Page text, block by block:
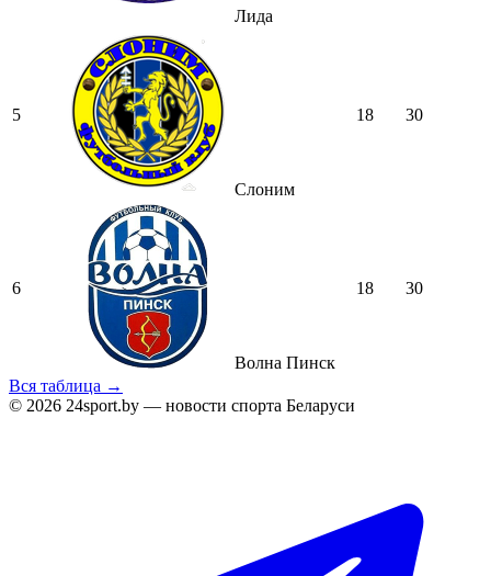
Лида
5
Слоним
18 30
6
Волна Пинск
18 30
Вся таблица →
© 2026 24sport.by — новости спорта Беларуси